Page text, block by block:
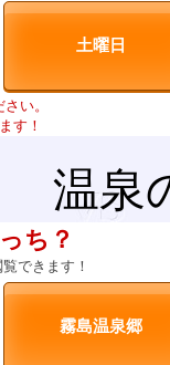
い。
す！
温泉
ち？
できます！